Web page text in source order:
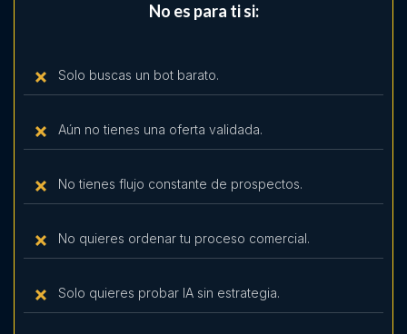
No es para ti si:
Solo buscas un bot barato.
Aún no tienes una oferta validada.
No tienes flujo constante de prospectos.
No quieres ordenar tu proceso comercial.
Solo quieres probar IA sin estrategia.